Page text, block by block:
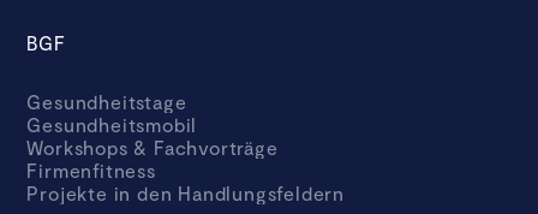
BGF
Gesundheitstage
Gesundheitsmobil
Workshops & Fachvorträge
Firmenfitness
Projekte in den Handlungsfeldern